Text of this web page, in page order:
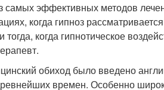
самых эффективных методов
когда гипноз
когда гипнотическое
обиход было введено
времен. Особенно